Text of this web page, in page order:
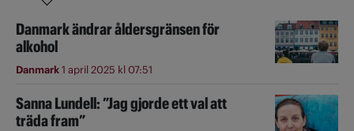
Danmark ändrar åldersgränsen för
alkohol
Danmark1 april 2025 kl 07:51
Sanna Lundell: ”Jag gjorde ett val att
träda fram”